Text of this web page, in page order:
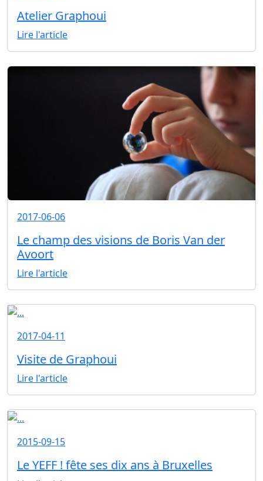
Atelier Graphoui
Lire l'article
2017-06-06
Le champ des visions de Boris Van der
Avoort
Lire l'article
2017-04-11
Visite de Graphoui
Lire l'article
2015-09-15
Le YEFF ! fête ses dix ans à Bruxelles